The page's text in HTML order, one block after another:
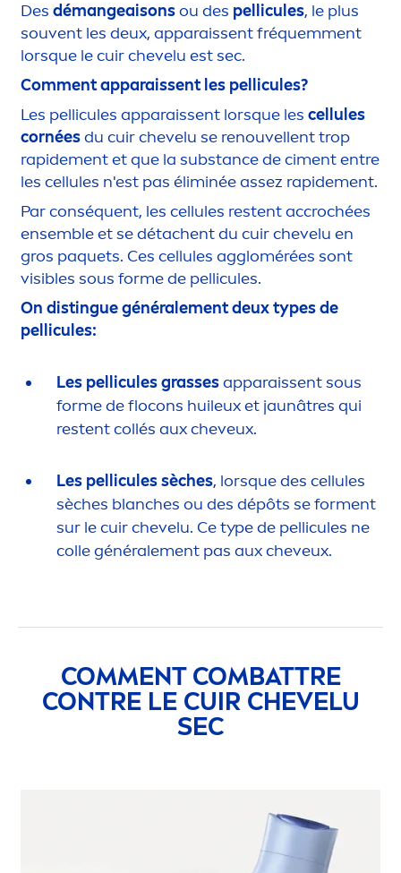
Des démangeaisonsou des pellicules, le plus
souvent les deux, apparaissent fréquemment
lorsque le cuir chevelu est sec.
Comment apparaissent les pellicules?
Les pellicules apparaissent lorsque les cellules
cornéesdu cuir chevelu se renouvellent trop
rapidement et que la substance de ciment entre
les cellules n'est pas éliminée assez rapidement.
Par conséquent, les cellules restent accrochées
ensemble et se détachent du cuir chevelu en
gros paquets. Ces cellules agglomérées sont
visibles sous forme de pellicules.
On distingue généralement deux types de
pellicules:
Les pellicules grassesapparaissent sous
forme de flocons huileux et jaunâtres qui
restent collés aux cheveux.
Les pellicules sèches, lorsque des cellules
sèches blanches ou des dépôts se forment
sur le cuir chevelu. Ce type de pellicules ne
colle généralement pas aux cheveux.
COMMENT COMBATTRE
CONTRE LE CUIR CHEVELU
SEC